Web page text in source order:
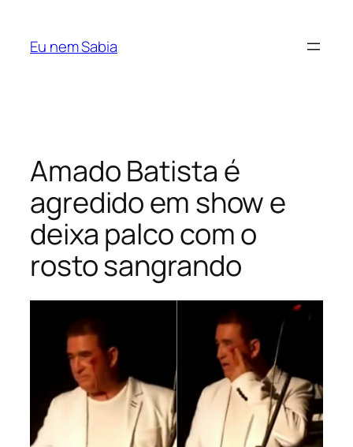
Eu nem Sabia
Amado Batista é
agredido em show e
deixa palco com o
rosto sangrando